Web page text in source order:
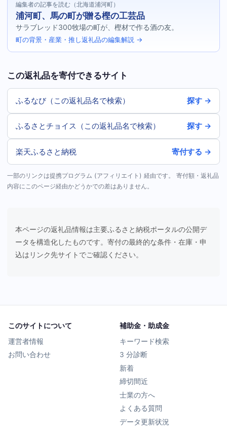
編集者の記事を読む（北海道浦河町）
浦河町、馬の町が贈る樫の工芸品
サラブレッド300牧場の町が、樫材で作る酒の友。
町の背景・産業・推し返礼品の編集解説 →
この返礼品を寄付できるサイト
ふるなび（この返礼品名で検索） 探す →
ふるさとチョイス（この返礼品名で検索） 探す →
楽天ふるさと納税 寄付する →
一部のリンクは提携プログラム (アフィリエイト) 経由です。 寄付額・返礼品
内容にこのページ経由かどうかでの差はありません。
本ページの返礼品情報は主要ふるさと納税ポータルの公開デ
ータを構造化したものです。寄付の最終的な条件・在庫・申
込はリンク先サイトでご確認ください。
このサイトについて
運営者情報
お問い合わせ
補助金・助成金
キーワード検索
3 分診断
新着
締切間近
士業の方へ
よくある質問
データ更新状況